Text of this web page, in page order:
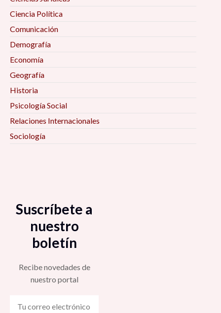
Ciencia Política
Comunicación
Demografía
Economía
Geografía
Historia
Psicología Social
Relaciones Internacionales
Sociología
Suscríbete a
nuestro
boletín
Recibe novedades de
nuestro portal